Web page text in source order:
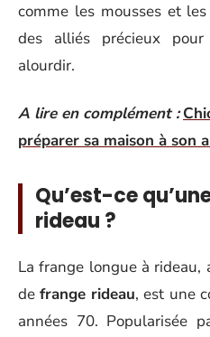
comme les mousses et
des alliés précieux
alourdir.
A lire en complément :
préparer sa maison à son
Qu’est-ce
rideau ?
La frange longue à rideau,
defrange rideau, est une
années 70. Popularisée